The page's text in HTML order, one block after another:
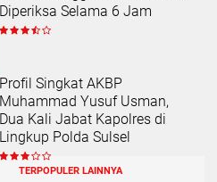
Diperiksa Selama 6 Jam
Profil Singkat AKBP
Muhammad Yusuf Usman,
Dua Kali Jabat Kapolres di
Lingkup Polda Sulsel
TERPOPULER LAINNYA